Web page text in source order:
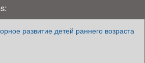
развитие детей раннего возраста